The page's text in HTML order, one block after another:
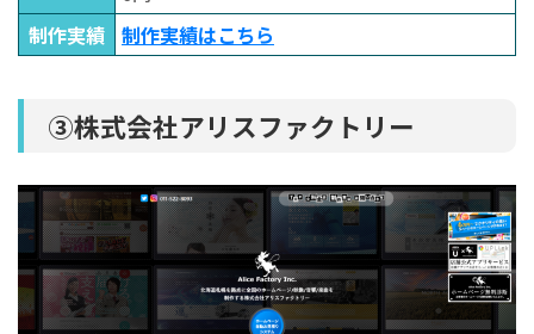
制作実績 制作実績はこちら
③株式会社アリスファクトリー